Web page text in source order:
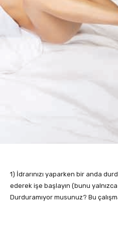
1) İdrarınızı yaparken bir anda
ederek işe başlayın (bunu
Durduramıyor musunuz? Bu